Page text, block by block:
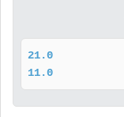
21.0
11.0